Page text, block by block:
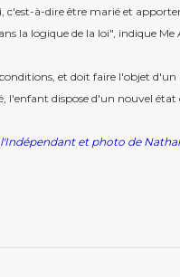
c'est-à-dire être marié et
la logique de la loi", indique Me
et doit faire l'objet d'un
l'enfant dispose d'un nouvel état
et photo de